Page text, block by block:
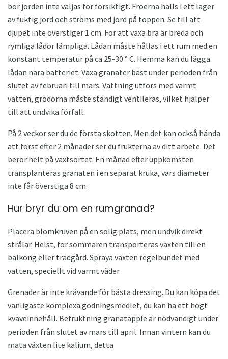
bör jorden inte väljas för försiktigt. Fröerna hälls i ett lager
av fuktig jord och ströms med jord på toppen. Se till att
djupet inte överstiger 1 cm. För att växa bra är breda och
rymliga lådor lämpliga. Lådan måste hållas i ett rum med en
konstant temperatur på ca 25-30 ° C. Hemma kan du lägga
lådan nära batteriet. Växa granater bäst under perioden från
slutet av februari till mars. Vattning utförs med varmt
vatten, grödorna måste ständigt ventileras, vilket hjälper
till att undvika förfall.
På 2 veckor ser du de första skotten. Men det kan också hända
att först efter 2 månader ser du frukterna av ditt arbete. Det
beror helt på växtsortet. En månad efter uppkomsten
transplanteras granaten i en separat kruka, vars diameter
inte får överstiga 8 cm.
Hur bryr du om en rumgranad?
Placera blomkruven på en solig plats, men undvik direkt
strålar. Helst, för sommaren transporteras växten till en
balkong eller trädgård. Spraya växten regelbundet med
vatten, speciellt vid varmt väder.
Grenader är inte krävande för bästa dressing. Du kan köpa det
vanligaste komplexa gödningsmedlet, du kan ha ett högt
kväveinnehåll. Befruktning granatäpple är nödvändigt under
perioden från slutet av mars till april. Innan vintern kan du
mata växten lite kalium, detta